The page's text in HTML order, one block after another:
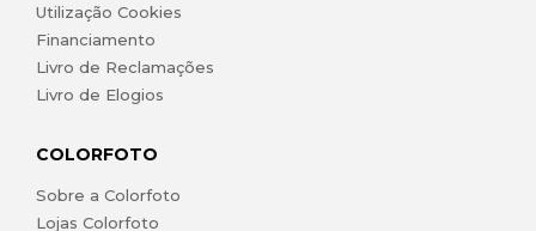
Utilização Cookies
Financiamento
Livro de Reclamações
Livro de Elogios
COLORFOTO
Sobre a Colorfoto
Lojas Colorfoto